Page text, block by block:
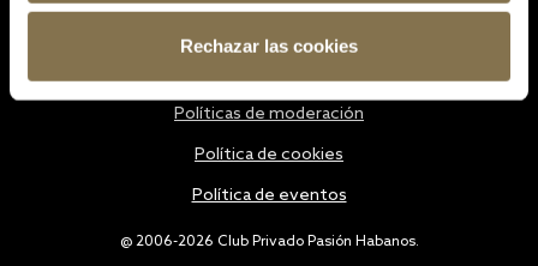
Rechazar las cookies
@ 2006-2026 Club Privado Pasión Habanos.
Políticas de moderación
Política de cookies
Política de eventos